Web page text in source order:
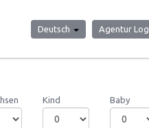
Agentur
Deutsch
Kind Baby